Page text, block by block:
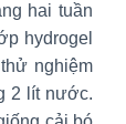
hai tuần
hydrogel
nghiệm
2 lít nước.